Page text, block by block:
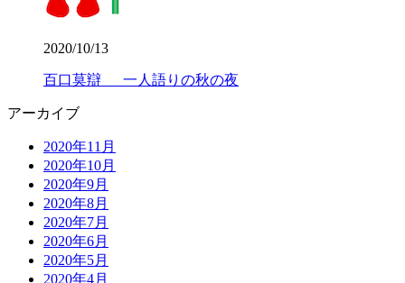
2020/10/13
百口莫辯 一人語りの秋の夜
アーカイブ
2020年11月
2020年10月
2020年9月
2020年8月
2020年7月
2020年6月
2020年5月
2020年4月